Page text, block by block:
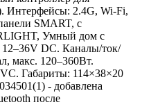
2.4G, Wi-Fi,
SMART, с
Умный дом с
DC. Каналы/ток/
макс. 120–360Вт.
Габариты: 114×38×20
- добавлена
после